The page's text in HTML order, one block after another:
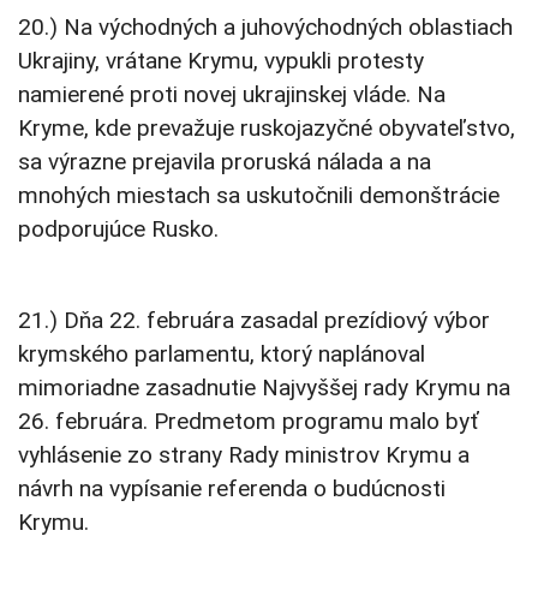
20.) Na východných a juhovýchodných oblastiach
Ukrajiny, vrátane Krymu, vypukli protesty
namierené proti novej ukrajinskej vláde. Na
Kryme, kde prevažuje ruskojazyčné obyvateľstvo,
sa výrazne prejavila proruská nálada a na
mnohých miestach sa uskutočnili demonštrácie
podporujúce Rusko.
21.) Dňa 22. februára zasadal prezídiový výbor
krymského parlamentu, ktorý naplánoval
mimoriadne zasadnutie Najvyššej rady Krymu na
26. februára. Predmetom programu malo byť
vyhlásenie zo strany Rady ministrov Krymu a
návrh na vypísanie referenda o budúcnosti
Krymu.